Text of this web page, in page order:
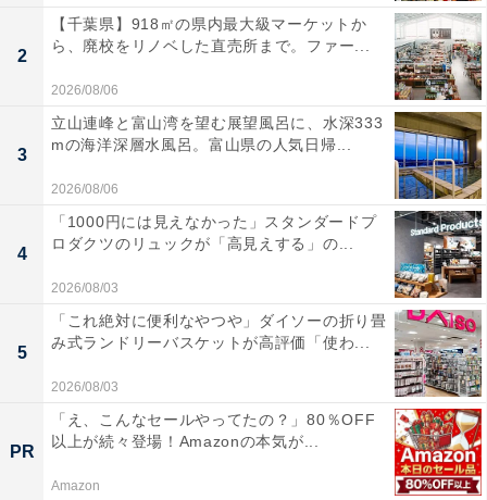
2
【千葉県】918㎡の県内最大級マーケットか
ら、廃校をリノベした直売所まで。ファー...
2026/08/06
3
立山連峰と富山湾を望む展望風呂に、水深333
mの海洋深層水風呂。富山県の人気日帰...
2026/08/06
4
「1000円には見えなかった」スタンダードプ
ロダクツのリュックが「高見えする」の...
2026/08/03
5
「これ絶対に便利なやつや」ダイソーの折り畳
み式ランドリーバスケットが高評価「使わ...
2026/08/03
PR
「え、こんなセールやってたの？」80％OFF
以上が続々登場！Amazonの本気が...
Amazon